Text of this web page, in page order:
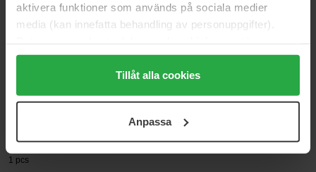
aktivera funktioner som används på sociala medier
media (kan innefatta behandling av personuppgifter).
Genom att trycka på "Tillåt alla cookies" accepterar du
alla cookies, medan du under "Detaljer" kan anpassa
användningen av cookies. Du kan när som helst återkalla
samt vår Integritetspolicy.
Tillåt alla cookies
Anpassa
Schwarzkopf
Live Glossing Root Retoucher
Pärlemorsblond
1 pcs
Color Fresh Mask Copper Glow